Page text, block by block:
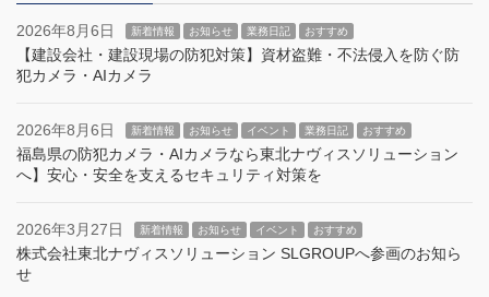
2026年8月6日 新着情報 お知らせ 業務日記 おすすめ
【建設会社・建設現場の防犯対策】資材盗難・不法侵入を防ぐ防
犯カメラ・AIカメラ
2026年8月6日 新着情報 お知らせ イベント 業務日記 おすすめ
福島県の防犯カメラ・AIカメラなら東北ナヴィスソリューション
へ】安心・安全を支えるセキュリティ対策を
2026年3月27日 新着情報 お知らせ イベント おすすめ
株式会社東北ナヴィスソリューション SLGROUPへ参画のお知ら
せ